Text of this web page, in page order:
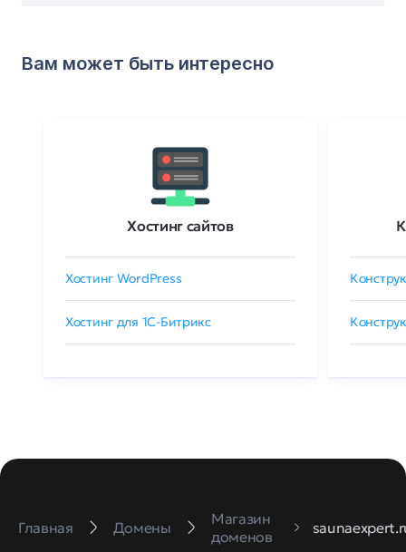
Вам может быть интересно
Хостинг сайтов
Хостинг WordPress
Хостинг для 1C-Битрикс
Главная Домены
Магазин
доменов